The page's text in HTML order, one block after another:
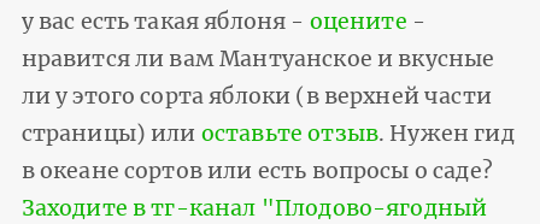
у вас есть такая яблоня - оцените -
нравится ли вам Мантуанское и вкусные
ли у этого сорта яблоки (в верхней части
страницы) или оставьте отзыв. Нужен гид
в океане сортов или есть вопросы о саде?
Заходите в тг-канал "Плодово-ягодный